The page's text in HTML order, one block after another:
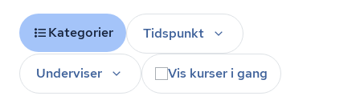
Kategorier Tidspunkt
Underviser Vis kurser i gang